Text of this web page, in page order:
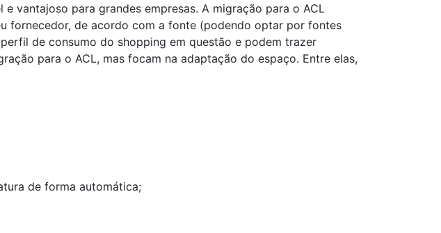
vantajoso para grandes empresas. A migração para o ACL
fornecedor, de acordo com a fonte (podendo optar por fontes
de consumo do shopping em questão e podem trazer
para o ACL, mas focam na adaptação do espaço. Entre elas,
de forma automática;